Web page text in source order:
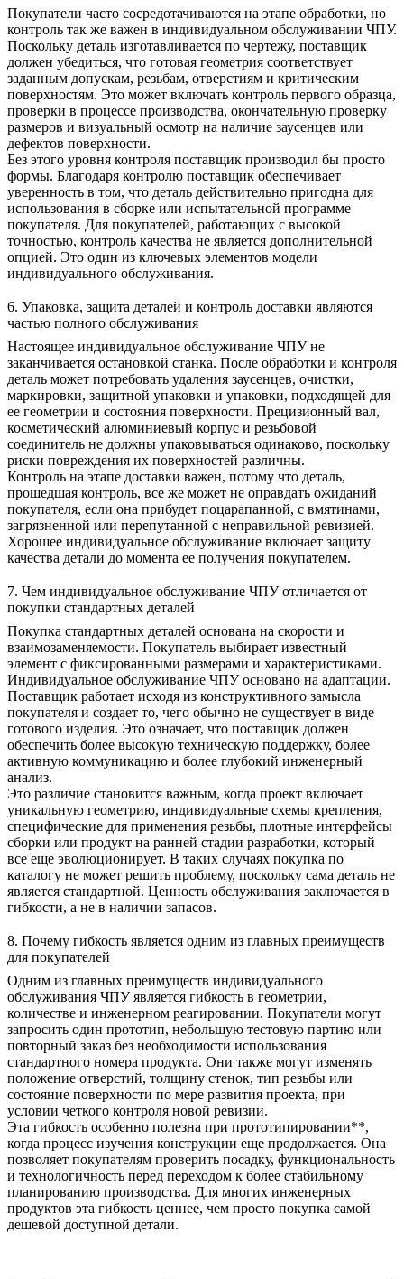
Покупатели часто сосредотачиваются на этапе обработки, но
контроль так же важен в индивидуальном обслуживании ЧПУ.
Поскольку деталь изготавливается по чертежу, поставщик
должен убедиться, что готовая геометрия соответствует
заданным допускам, резьбам, отверстиям и критическим
поверхностям. Это может включать контроль первого образца,
проверки в процессе производства, окончательную проверку
размеров и визуальный осмотр на наличие заусенцев или
дефектов поверхности.
Без этого уровня контроля поставщик производил бы просто
формы. Благодаря контролю поставщик обеспечивает
уверенность в том, что деталь действительно пригодна для
использования в сборке или испытательной программе
покупателя. Для покупателей, работающих с высокой
точностью, контроль качества не является дополнительной
опцией. Это один из ключевых элементов модели
индивидуального обслуживания.
6. Упаковка, защита деталей и контроль доставки являются
частью полного обслуживания
Настоящее индивидуальное обслуживание ЧПУ не
заканчивается остановкой станка. После обработки и контроля
деталь может потребовать удаления заусенцев, очистки,
маркировки, защитной упаковки и упаковки, подходящей для
ее геометрии и состояния поверхности. Прецизионный вал,
косметический алюминиевый корпус и резьбовой
соединитель не должны упаковываться одинаково, поскольку
риски повреждения их поверхностей различны.
Контроль на этапе доставки важен, потому что деталь,
прошедшая контроль, все же может не оправдать ожиданий
покупателя, если она прибудет поцарапанной, с вмятинами,
загрязненной или перепутанной с неправильной ревизией.
Хорошее индивидуальное обслуживание включает защиту
качества детали до момента ее получения покупателем.
7. Чем индивидуальное обслуживание ЧПУ отличается от
покупки стандартных деталей
Покупка стандартных деталей основана на скорости и
взаимозаменяемости. Покупатель выбирает известный
элемент с фиксированными размерами и характеристиками.
Индивидуальное обслуживание ЧПУ основано на адаптации.
Поставщик работает исходя из конструктивного замысла
покупателя и создает то, чего обычно не существует в виде
готового изделия. Это означает, что поставщик должен
обеспечить более высокую техническую поддержку, более
активную коммуникацию и более глубокий инженерный
анализ.
Это различие становится важным, когда проект включает
уникальную геометрию, индивидуальные схемы крепления,
специфические для применения резьбы, плотные интерфейсы
сборки или продукт на ранней стадии разработки, который
все еще эволюционирует. В таких случаях покупка по
каталогу не может решить проблему, поскольку сама деталь не
является стандартной. Ценность обслуживания заключается в
гибкости, а не в наличии запасов.
8. Почему гибкость является одним из главных преимуществ
для покупателей
Одним из главных преимуществ индивидуального
обслуживания ЧПУ является гибкость в геометрии,
количестве и инженерном реагировании. Покупатели могут
запросить один прототип, небольшую тестовую партию или
повторный заказ без необходимости использования
стандартного номера продукта. Они также могут изменять
положение отверстий, толщину стенок, тип резьбы или
состояние поверхности по мере развития проекта, при
условии четкого контроля новой ревизии.
Эта гибкость особенно полезна при прототипировании**,
когда процесс изучения конструкции еще продолжается. Она
позволяет покупателям проверить посадку, функциональность
и технологичность перед переходом к более стабильному
планированию производства. Для многих инженерных
продуктов эта гибкость ценнее, чем просто покупка самой
дешевой доступной детали.